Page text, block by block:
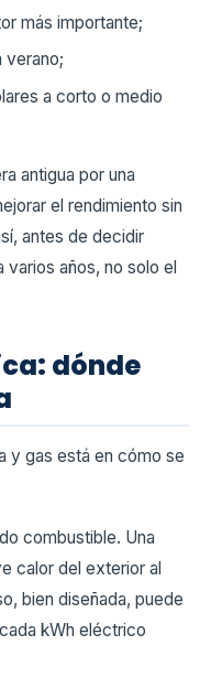
más importante;
verano;
a corto o medio
antigua por una
el rendimiento sin
antes de decidir
años, no solo el
dónde
y gas está en cómo se
combustible. Una
calor del exterior al
bien diseñada, puede
kWh eléctrico